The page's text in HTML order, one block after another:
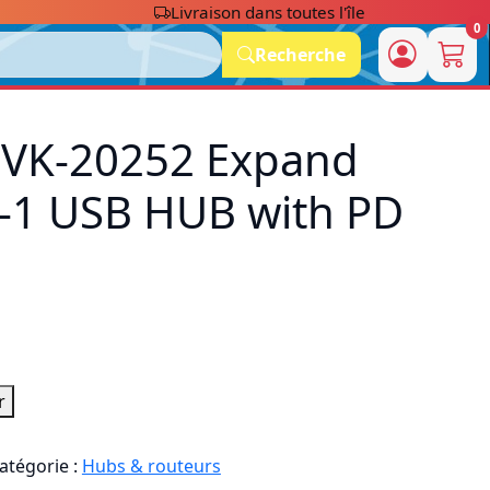
Livraison dans toutes l'île
Recherche
0
20252 Expand
USB HUB with PD
: Hubs & routeurs